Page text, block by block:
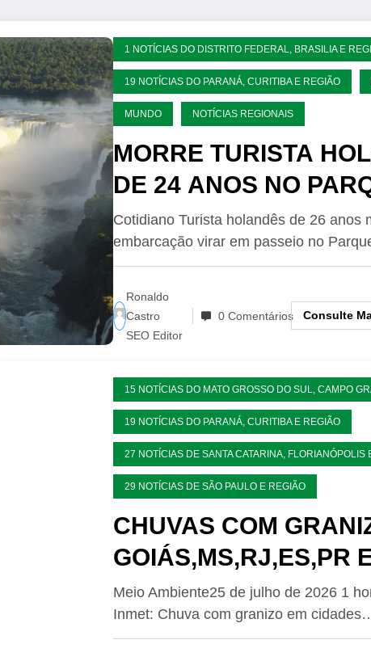
1 NOTÍCIAS DO DISTRITO FEDERAL, BRASILIA E
19 NOTÍCIAS DO PARANÁ, CURITIBA E REGIÃO
MUNDO NOTÍCIAS REGIONAIS
MORRE TURISTA
DE 24 ANOS NO PARQUE
NACIONAL DO
Cotidiano Turista holandês de 26 anos
embarcação virar em passeio no
Ronaldo
Castro
SEO Editor
0 Comentários Consulte
15 NOTÍCIAS DO MATO GROSSO DO SUL, CAMPO
19 NOTÍCIAS DO PARANÁ, CURITIBA E REGIÃO
27 NOTÍCIAS DE SANTA CATARINA, FLORIANÓPOLIS
29 NOTÍCIAS DE SÃO PAULO E REGIÃO
CHUVAS COM
GOIÁS,MS,RJ,ES,PR
Meio Ambiente25 de julho de 2026 1
Inmet: Chuva com granizo em